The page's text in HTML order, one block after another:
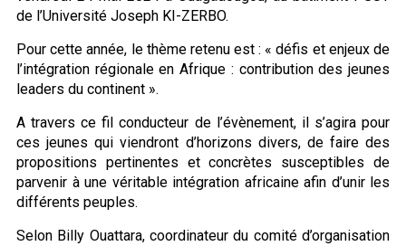
de l’Université Joseph KI-ZERBO.
Pour cette année, le thème retenu est : « défis et enjeux de
l’intégration régionale en Afrique : contribution des jeunes
leaders du continent ».
A travers ce fil conducteur de l’évènement, il s’agira pour
ces jeunes qui viendront d’horizons divers, de faire des
propositions pertinentes et concrètes susceptibles de
parvenir à une véritable intégration africaine afin d’unir les
différents peuples.
Selon Billy Ouattara, coordinateur du comité d’organisation